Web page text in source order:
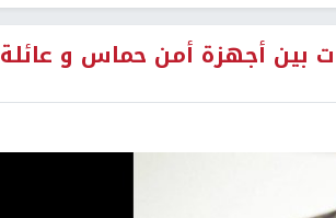
بين أجهزة أمن حماس و عائلة